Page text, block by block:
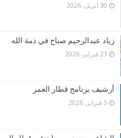
30 أبريل، 2026
زياد عبدالرحيم صباح في ذمة الله
21 فبراير، 2026
أرشيف برنامج قطار العمر
5 فبراير، 2026